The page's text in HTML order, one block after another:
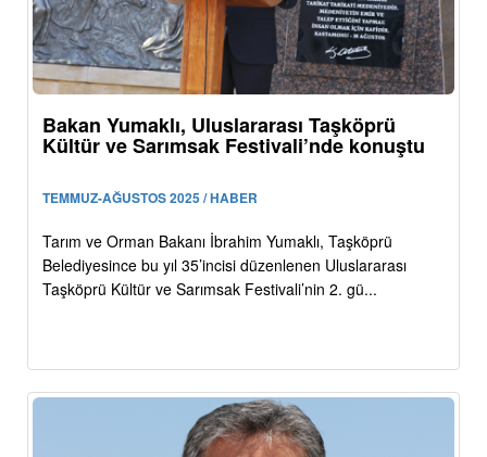
Bakan Yumaklı, Uluslararası Taşköprü
Kültür ve Sarımsak Festivali’nde konuştu
TEMMUZ-AĞUSTOS 2025 / HABER
Tarım ve Orman Bakanı İbrahim Yumaklı, Taşköprü
Belediyesince bu yıl 35’incisi düzenlenen Uluslararası
Taşköprü Kültür ve Sarımsak Festivali’nin 2. gü...